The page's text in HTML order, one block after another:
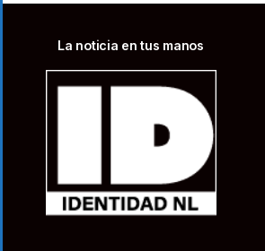
La noticia en tus manos